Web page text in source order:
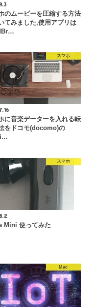
のムービーを圧縮する方法
てみました,使用アプリは
スマホ
に音楽データーを入れる転
をドコモ(docomo)の
スマホ
Mini 使ってみた
Mac